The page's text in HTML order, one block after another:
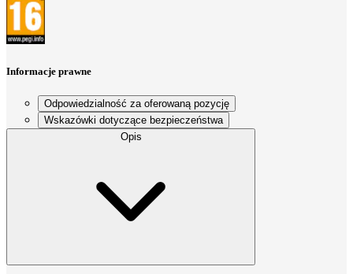
Informacje prawne
Odpowiedzialność za oferowaną pozycję
Wskazówki dotyczące bezpieczeństwa
Opis